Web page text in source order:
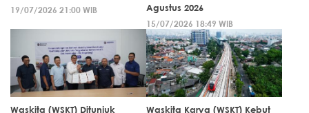
19/07/2026 21:00 WIB
Agustus 2026
15/07/2026 18:49 WIB
Waskita (WSKT) Ditunjuk
Waskita Karya (WSKT) Kebut